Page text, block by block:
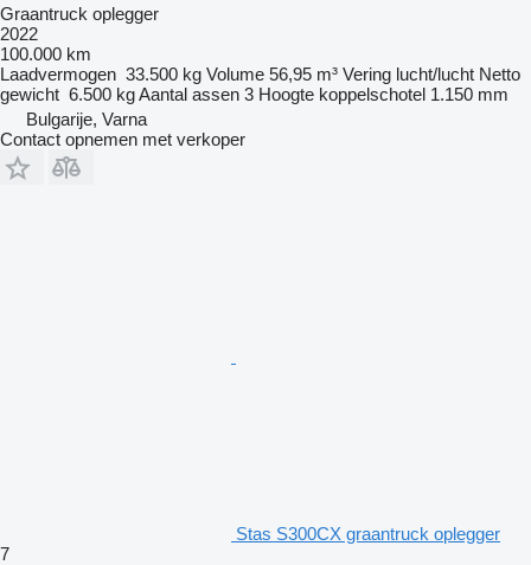
Graantruck oplegger
2022
100.000 km
Laadvermogen 33.500 kg Volume 56,95 m³ Vering lucht/lucht Netto
gewicht 6.500 kgAantal assen 3 Hoogte koppelschotel 1.150 mm
Bulgarije, Varna
Contact opnemen met verkoper
Stas S300CX graantruck oplegger
7